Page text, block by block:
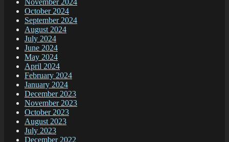
November 2024
October 2024
September 2024
August 2024
July 2024
June 2024
May 2024
April 2024
February 2024
January 2024
December 2023
November 2023
October 2023
August 2023
July 2023
December 2022